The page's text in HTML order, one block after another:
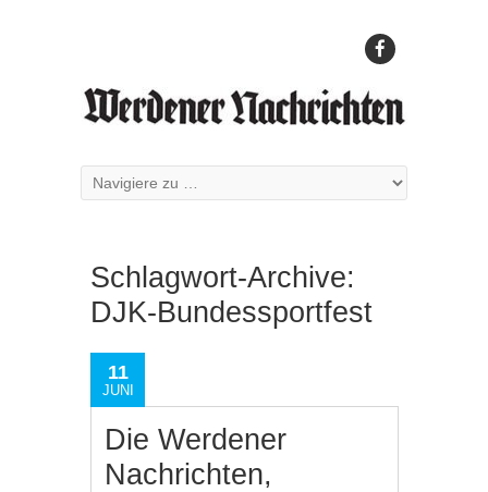
Schlagwort-Archive:
DJK-Bundessportfest
11
JUNI
Die Werdener
Nachrichten,